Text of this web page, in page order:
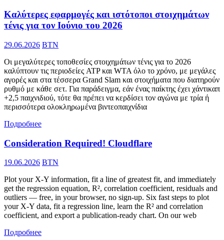
Καλύτερες εφαρμογές και ιστότοποι στοιχημάτων
τένις για τον Ιούνιο του 2026
29.06.2026 BTN
Οι μεγαλύτερες τοποθεσίες στοιχημάτων τένις για το 2026
καλύπτουν τις περιοδείες ATP και WTA όλο το χρόνο, με μεγάλες
αγορές και στα τέσσερα Grand Slam και στοιχήματα που διατηρούν
ρυθμό με κάθε σετ. Για παράδειγμα, εάν ένας παίκτης έχει χάντικαπ
+2,5 παιχνιδιού, τότε θα πρέπει να κερδίσει τον αγώνα με τρία ή
περισσότερα ολοκληρωμένα βιντεοπαιχνίδια
Подробнее
Consideration Required! Cloudflare
19.06.2026 BTN
Plot your X-Y information, fit a line of greatest fit, and immediately
get the regression equation, R², correlation coefficient, residuals and
outliers — free, in your browser, no sign-up. Six fast steps to plot
your X-Y data, fit a regression line, learn the R² and correlation
coefficient, and export a publication-ready chart. On our web
Подробнее